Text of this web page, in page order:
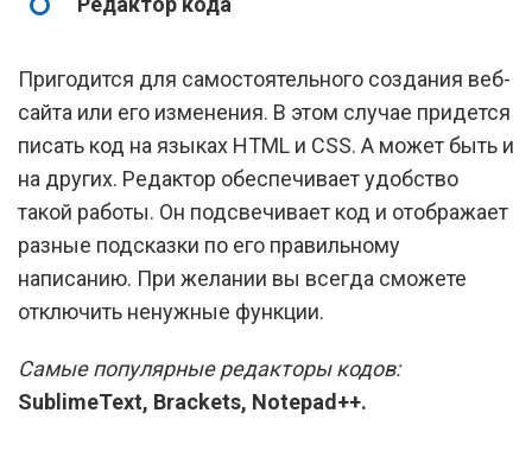
Пригодится для самостоятельного создания веб-
сайта или его изменения. В этом случае придется
писать код на языках HTML и CSS. А может быть и
на других. Редактор обеспечивает удобство
такой работы. Он подсвечивает код и отображает
разные подсказки по его правильному
написанию. При желании вы всегда сможете
отключить ненужные функции.
Самые популярные редакторы кодов:
SublimeText, Brackets, Notepad++.